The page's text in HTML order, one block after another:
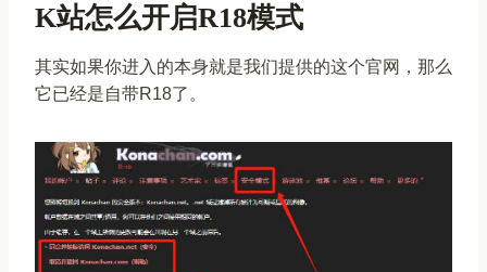
K站怎么开启R18模式
其实如果你进入的本身就是我们提供的这个官网，那么
它已经是自带R18了。